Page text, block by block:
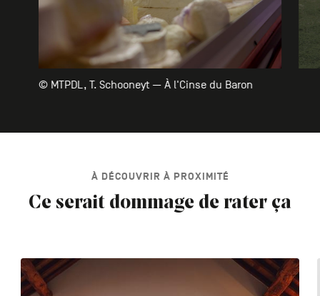
© MTPDL, T. Schooneyt — À l'Cinse du Baron
À DÉCOUVRIR À PROXIMITÉ
Ce serait dommage de rater ça